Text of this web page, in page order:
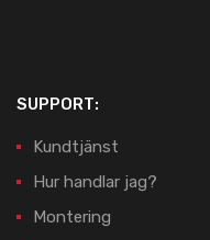
SUPPORT:
Kundtjänst
Hur handlar jag?
Montering